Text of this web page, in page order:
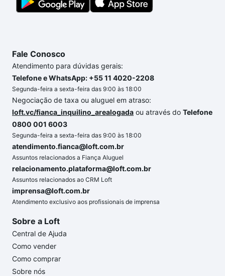
chaves.
Fale Conosco
Atendimento para dúvidas gerais:
Telefone e WhatsApp: +55 11 4020-2208
Segunda-feira a sexta-feira das 9:00 às 18:00
Negociação de taxa ou aluguel em atraso:
loft.vc/fianca_inquilino_arealogada ou através do Telefone
0800 001 6003
Segunda-feira a sexta-feira das 9:00 às 18:00
atendimento.fianca@loft.com.br
Assuntos relacionados a Fiança Aluguel
relacionamento.plataforma@loft.com.br
Assuntos relacionados ao CRM Loft
imprensa@loft.com.br
Atendimento exclusivo aos profissionais de imprensa
Sobre a Loft
Central de Ajuda
Como vender
Como comprar
Sobre nós